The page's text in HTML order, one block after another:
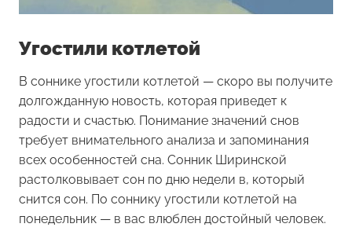
Угостили котлетой
В соннике угостили котлетой — скоро вы получите
долгожданную новость, которая приведет к
радости и счастью. Понимание значений снов
требует внимательного анализа и запоминания
всех особенностей сна. Сонник Ширинской
растолковывает сон по дню недели в, который
снится сон. По соннику угостили котлетой на
понедельник — в вас влюблен достойный человек.